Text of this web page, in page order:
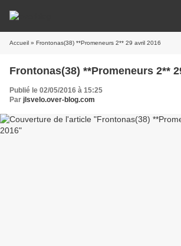
Accueil » Frontonas(38) **Promeneurs 2** 29 avril 2016
Frontonas(38)
Publié le 02/05/2016 à 15:25
Par jlsvelo.over-blog.com